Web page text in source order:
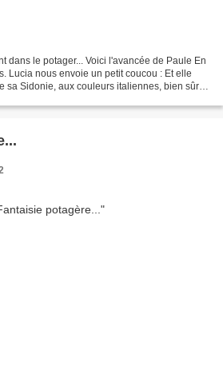
dans le potager... Voici l'avancée de Paule En
Lucia nous envoie un petit coucou : Et elle
sa Sidonie, aux couleurs italiennes, bien sûr !